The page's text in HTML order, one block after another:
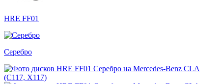
HRE FF01
Серебро